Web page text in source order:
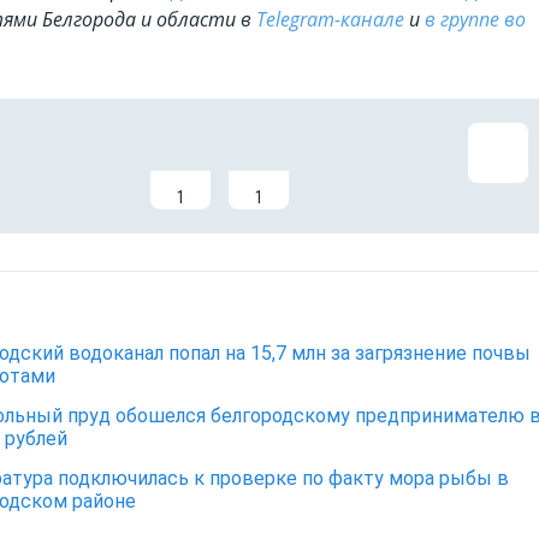
Белгорода и области в Telegram-канале ив группе во
1 1
водоканал попал на 15,7 млн за загрязнение почвы
пруд обошелся белгородскому предпринимателю
подключилась к проверке по факту мора рыбы в
районе